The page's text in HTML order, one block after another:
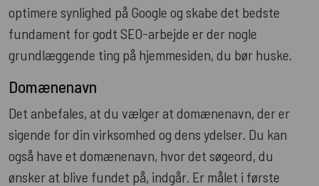
optimere synlighed på Google og skabe det bedste
fundament for godt SEO-arbejde er der nogle
grundlæggende ting på hjemmesiden, du bør huske.
Domænenavn
Det anbefales, at du vælger at domænenavn, der er
sigende for din virksomhed og dens ydelser. Du kan
også have et domænenavn, hvor det søgeord, du
ønsker at blive fundet på, indgår. Er målet i første